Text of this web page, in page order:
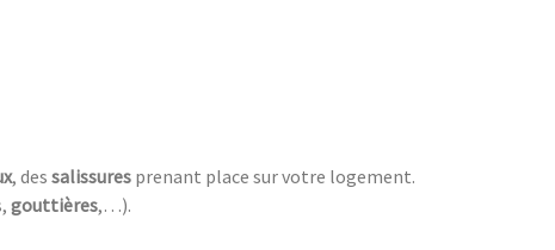
, des salissures prenant place sur votre logement.
gouttières,…).